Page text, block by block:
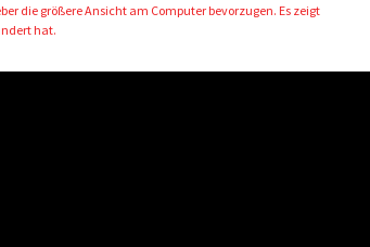
die größere Ansicht am Computer bevorzugen. Es zeigt
hat.